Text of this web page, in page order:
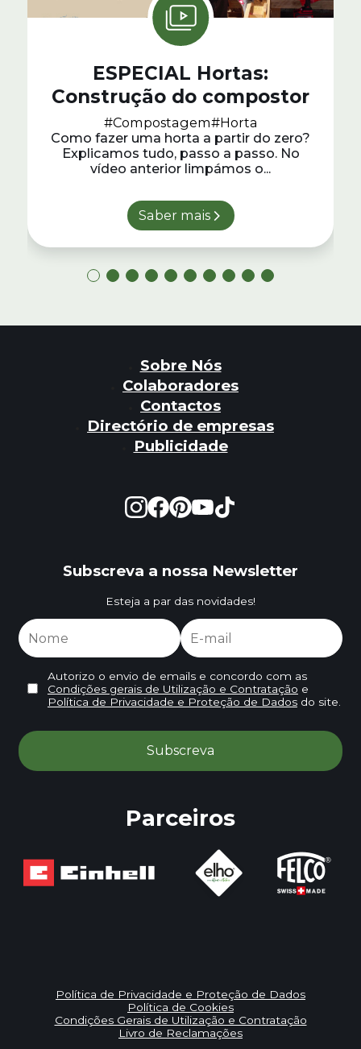
ESPECIAL Hortas:
Construção do compostor
#Compostagem#Horta
Como fazer uma horta a partir do zero?
Explicamos tudo, passo a passo. No
vídeo anterior limpámos o...
Saber mais
Sobre Nós
Colaboradores
Contactos
Directório de empresas
Publicidade
Subscreva a nossa Newsletter
Esteja a par das novidades!
Autorizo o envio de emails e concordo com as
Condições gerais de Utilização e Contratação e
Política de Privacidade e Proteção de Dadosdo site.
Parceiros
Política de Privacidade e Proteção de Dados
Política de Cookies
Condições Gerais de Utilização e Contratação
Livro de Reclamações